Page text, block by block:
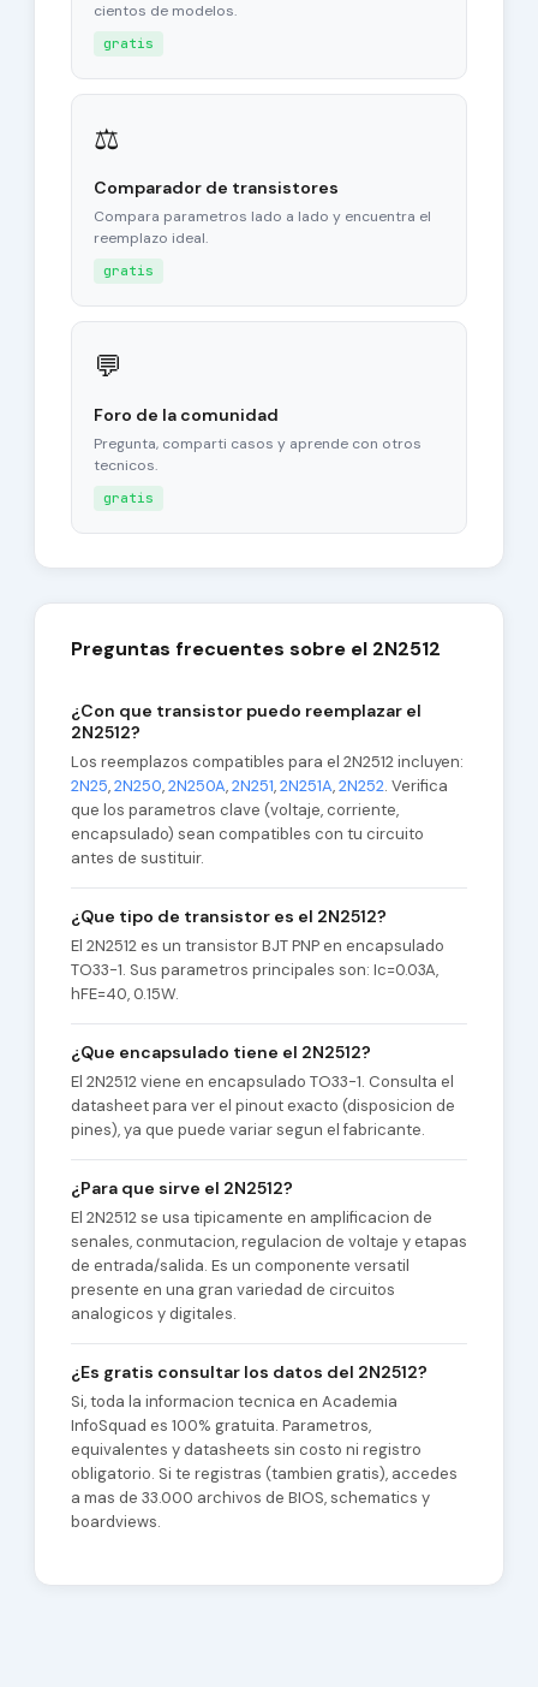
cientos de modelos.
gratis
⚖
Comparador de transistores
Compara parametros lado a lado y encuentra el
reemplazo ideal.
gratis
💬
Foro de la comunidad
Pregunta, comparti casos y aprende con otros
tecnicos.
gratis
Preguntas frecuentes sobre el 2N2512
¿Con que transistor puedo reemplazar el
2N2512?
Los reemplazos compatibles para el 2N2512 incluyen:
2N25,2N250,2N250A,2N251,2N251A,2N252. Verifica
que los parametros clave (voltaje, corriente,
encapsulado) sean compatibles con tu circuito
antes de sustituir.
¿Que tipo de transistor es el 2N2512?
El 2N2512 es un transistor BJT PNP en encapsulado
TO33-1. Sus parametros principales son: Ic=0.03A,
hFE=40, 0.15W.
¿Que encapsulado tiene el 2N2512?
El 2N2512 viene en encapsulado TO33-1. Consulta el
datasheet para ver el pinout exacto (disposicion de
pines), ya que puede variar segun el fabricante.
¿Para que sirve el 2N2512?
El 2N2512 se usa tipicamente en amplificacion de
senales, conmutacion, regulacion de voltaje y etapas
de entrada/salida. Es un componente versatil
presente en una gran variedad de circuitos
analogicos y digitales.
¿Es gratis consultar los datos del 2N2512?
Si, toda la informacion tecnica en Academia
InfoSquad es 100% gratuita. Parametros,
equivalentes y datasheets sin costo ni registro
obligatorio. Si te registras (tambien gratis), accedes
a mas de 33.000 archivos de BIOS, schematics y
boardviews.